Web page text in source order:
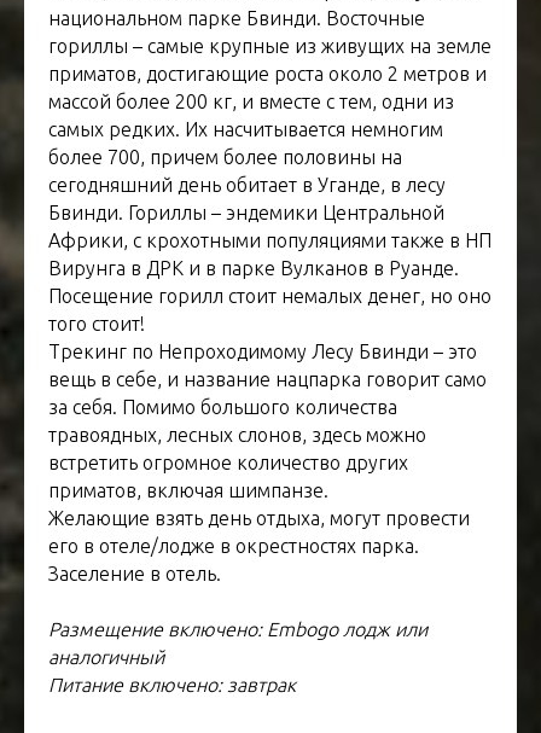
национальном парке Бвинди. Восточные
гориллы – самые крупные из живущих на земле
приматов, достигающие роста около 2 метров и
массой более 200 кг, и вместе с тем, одни из
самых редких. Их насчитывается немногим
более 700, причем более половины на
сегодняшний день обитает в Уганде, в лесу
Бвинди. Гориллы – эндемики Центральной
Африки, с крохотными популяциями также в НП
Вирунга в ДРК и в парке Вулканов в Руанде.
Посещение горилл стоит немалых денег, но оно
того стоит!
Трекинг по Непроходимому Лесу Бвинди – это
вещь в себе, и название нацпарка говорит само
за себя. Помимо большого количества
травоядных, лесных слонов, здесь можно
встретить огромное количество других
приматов, включая шимпанзе.
Желающие взять день отдыха, могут провести
его в отеле/лодже в окрестностях парка.
Заселение в отель.
Размещение включено: Embogo лодж или
аналогичный
Питание включено: завтрак